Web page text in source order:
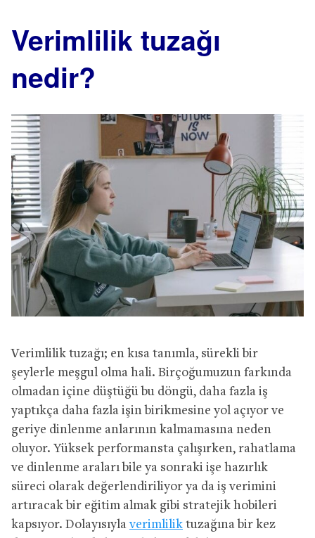
Verimlilik tuzağı
nedir?
Verimlilik tuzağı; en kısa tanımla, sürekli bir
şeylerle meşgul olma hali. Birçoğumuzun farkında
olmadan içine düştüğü bu döngü, daha fazla iş
yaptıkça daha fazla işin birikmesine yol açıyor ve
geriye dinlenme anlarının kalmamasına neden
oluyor. Yüksek performansta çalışırken, rahatlama
ve dinlenme araları bile ya sonraki işe hazırlık
süreci olarak değerlendiriliyor ya da iş verimini
artıracak bir eğitim almak gibi stratejik hobileri
kapsıyor. Dolayısıylaverimlilik tuzağına bir kez